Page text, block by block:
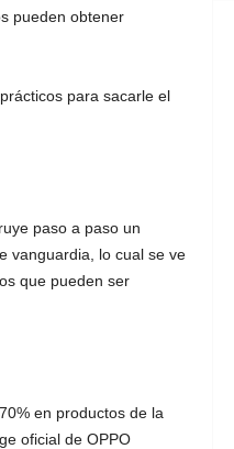
pueden obtener
para sacarle el
paso a paso un
vanguardia, lo cual se ve
que pueden ser
en productos de la
oficial de OPPO